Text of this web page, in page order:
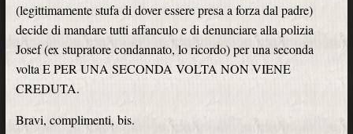
(legittimamente stufa di dover essere presa a forza dal padre)
decide di mandare tutti affanculo e di denunciare alla polizia
Josef (ex stupratore condannato, lo ricordo) per una seconda
volta E PER UNA SECONDA VOLTA NON VIENE
CREDUTA.
Bravi, complimenti, bis.